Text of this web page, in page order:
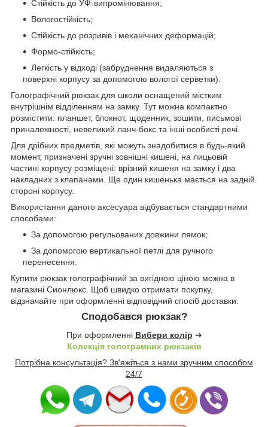
Стійкість до УФ-випромінювання;
Вологостійкість;
Стійкість до розривів і механічних деформацій;
Формо-стійкість;
Легкість у відході (забруднення видаляються з
поверхні корпусу за допомогою вологої серветки).
Голографічний рюкзак для школи оснащений містким
внутрішнім відділенням на замку. Тут можна компактно
розмістити: планшет, блокнот, щоденник, зошити, письмові
приналежності, невеликий ланч-бокс та інші особисті речі.
Для дрібних предметів, які можуть знадобитися в будь-який
момент, призначені зручні зовнішні кишені, на лицьовій
частині корпусу розміщені: врізний кишеня на замку і два
накладних з клапанами. Ще один кишенька мається на задній
стороні корпусу.
Використання даного аксесуара відбувається стандартними
способами:
За допомогою регульованих довжини лямок;
За допомогою вертикальної петлі для ручного
перенесення.
Купити рюкзак голографічний за вигідною ціною можна в
магазині Сионлюкс. Щоб швидко отримати покупку,
відзначайте при оформленні відповідний спосіб доставки.
Сподобався рюкзак?
При оформленні Вибери колір ➔
Колекція голограмних рюкзаків
Потрібна консультація? Зв'яжіться з нами зручним способом
24/7